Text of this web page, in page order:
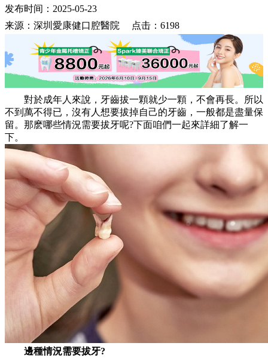
发布时间：2025-05-23
来源：深圳愛康健口腔醫院 点击：6198
對於成年人來說，牙齒拔一顆就少一顆，不會再長。所以
不到萬不得已，沒有人想要拔掉自己的牙齒，一般都是盡量保
留。那麽哪些情況需要拔牙呢?下面咱們一起來詳細了解一
下。
邊種情況需要拔牙?